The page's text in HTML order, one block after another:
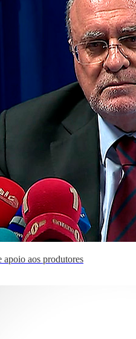
apoio aos produtores